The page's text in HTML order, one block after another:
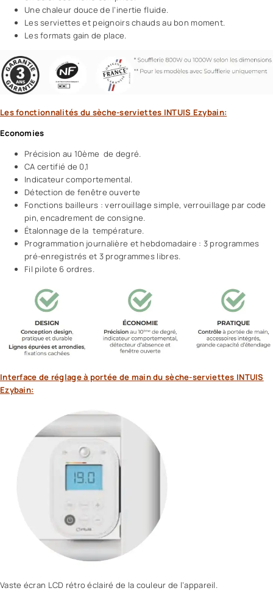
Une chaleur douce de l’inertie fluide.
Les serviettes et peignoirs chauds au bon moment.
Les formats gain de place.
Les fonctionnalités du sèche-serviettes INTUIS Ezybain:
Economies
Précision au 10ème de degré.
CA certifié de 0,1
Indicateur comportemental.
Détection de fenêtre ouverte
Fonctions bailleurs : verrouillage simple, verrouillage par code
pin, encadrement de consigne.
Étalonnage de la température.
Programmation journalière et hebdomadaire : 3 programmes
pré-enregistrés et 3 programmes libres.
Fil pilote 6 ordres.
Interface de réglage à portée de main du sèche-serviettes INTUIS
Ezybain:
Vaste écran LCD rétro éclairé de la couleur de l’appareil.